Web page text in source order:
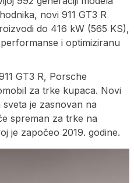
novi 911 GT3 R
do 416 kW (565 KS),
i optimiziranu
GT3 R, Porsche
za trke kupaca. Novi
je zasnovan na
spreman za trke na
je započeo 2019. godine.